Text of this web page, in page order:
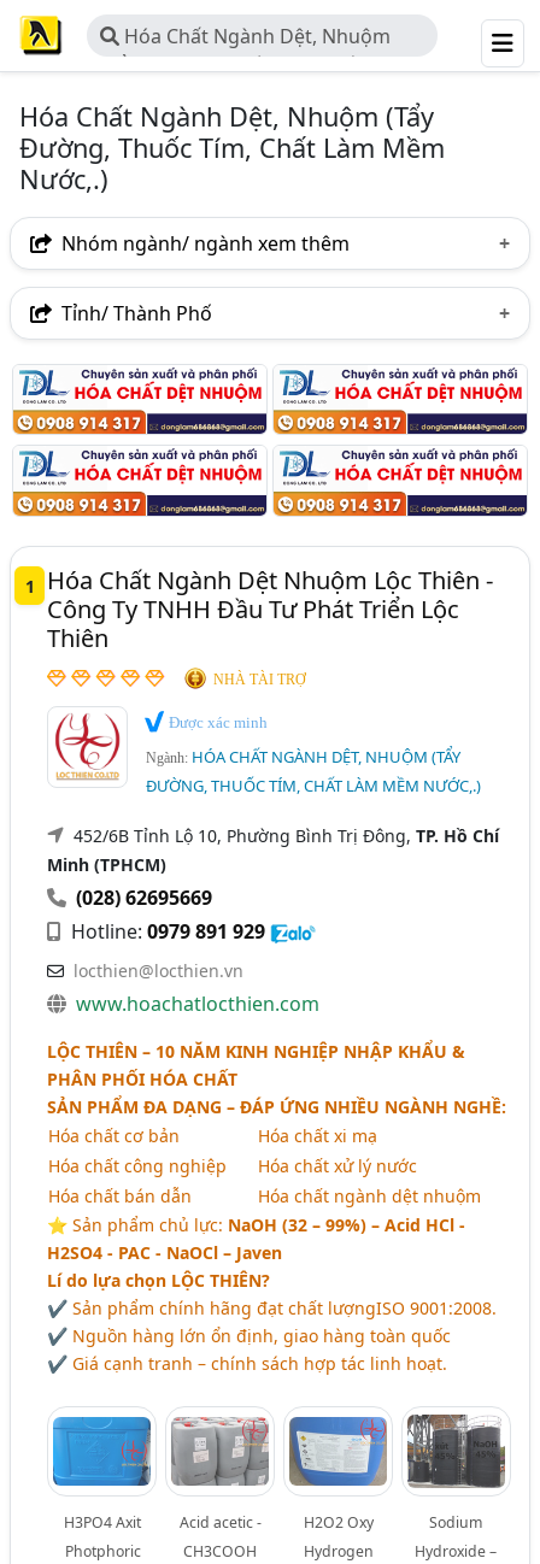
Hóa Chất Ngành Dệt, Nhuộm
(Tẩy Đường, Thuốc Tím, Chất Làm
Hóa Chất Ngành Dệt, Nhuộm (Tẩy
Đường, Thuốc Tím, Chất Làm Mềm
Nước,.)
Nhóm ngành/ ngành xem thêm
Ngành nghề
Chất Làm Mềm Nước,.)(203)
Ngành xem thêm
Hóa Chất - Sản Xuất, Nhập Khẩu Và Phân Phối Hóa
Chất (1636)
Thuốc Nhuộm Vải - Nhập Khẩu Và Phân Phối (76)
Tỉnh/ Thành Phố
Hà Nội TP. Hồ Chí Minh (TPHCM)
Đồng Nai
Bình Dương
Tp. Đà Nẵng
TP. Hải Phòng
An Giang
Bà Rịa-Vũng Tàu
Bình Phước
Bình Thuận
Nghệ An
Thái Bình
Hải Dương
Long An
Tây Ninh
1
Hóa Chất Ngành Dệt Nhuộm Lộc Thiên -
Công Ty TNHH Đầu Tư Phát Triển Lộc
Thiên
NHÀ TÀI TRỢ
Được xác minh
Ngành: HÓA CHẤT NGÀNH DỆT, NHUỘM (TẨY
ĐƯỜNG, THUỐC TÍM, CHẤT LÀM MỀM NƯỚC,.)
452/6B Tỉnh Lộ 10, Phường Bình Trị Đông,TP. Hồ Chí
Minh (TPHCM)
(028) 62695669
Hotline:0979 891 929
locthien@locthien.vn
www.hoachatlocthien.com
LỘC THIÊN – 10 NĂM KINH NGHIỆP NHẬP KHẨU &
PHÂN PHỐI HÓA CHẤT
SẢN PHẨM ĐA DẠNG – ĐÁP ỨNG NHIỀU NGÀNH NGHỀ:
Hóa chất cơ bản
Hóa chất xi mạ
Hóa chất công nghiệp
Hóa chất xử lý nước
Hóa chất bán dẫn
Hóa chất ngành dệt nhuộm
⭐️ Sản phẩm chủ lực: NaOH (32 – 99%) – Acid HCl -
H2SO4 - PAC - NaOCl – Javen
Lí do lựa chọn LỘC THIÊN?
✔ Sản phẩm chính hãng đạt chất lượngISO 9001:2008.
✔ Nguồn hàng lớn ổn định, giao hàng toàn quốc
✔ Giá cạnh tranh – chính sách hợp tác linh hoạt.
H3PO4 Axit
Photphoric
Acid acetic -
CH3COOH
H2O2 Oxy
Hydrogen
Sodium
Hydroxide –